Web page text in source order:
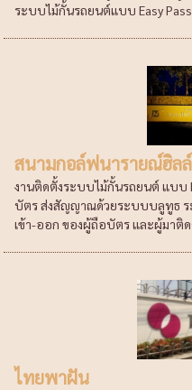
ระบบไม้กั้นรถยนต์แบบ Easy
สนามกอล์ฟนารายณ์ฮิลล์
งานติดตั้งระบบไม้กั้นรถยนต์ แบบ
บัตร ส่งสัญญาณด้วยระบบบลูทูธ ร
เข้า-ออก ของผู้ถือบัตร และผู้มาติด
ไทยพาฝัน